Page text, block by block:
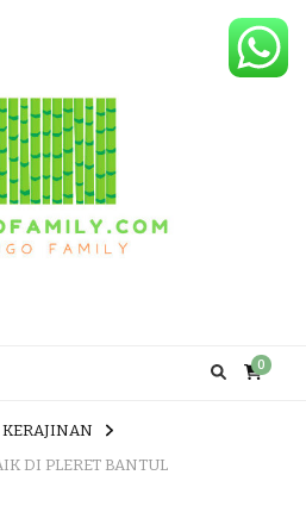
0
DI PLERET BANTUL